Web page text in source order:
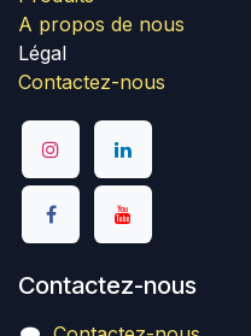
A propos de nous
Légal
Contactez-nous
Contactez-nous